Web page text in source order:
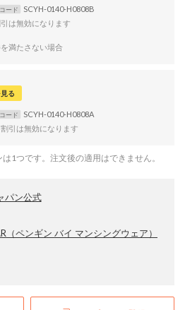
コード
SCYH-0140-H0808B
は無効になります
満たさない場合
る
コード
SCYH-0140-H0808A
引は無効になります
1つです。注文後の適用はできません。
パン公式
（ペンギン バイ マンシングウェア）